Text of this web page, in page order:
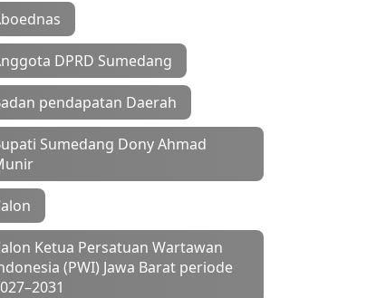
DPRD Sumedang
pendapatan Daerah
Sumedang Dony Ahmad
Ketua Persatuan Wartawan
(PWI) Jawa Barat periode